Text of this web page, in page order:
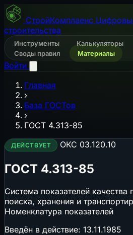
СтройКомплаенс
строительства
Инструменты Калькуляторы
Своды правил
Материалы
Войти
Главная
›
База ГОСТов
›
ГОСТ 4.313-85
ДЕЙСТВУЕТ ОКС 03.120.10
ГОСТ 4.313-85
Система показателей
поиска, хранения и
Номенклатура показателей
Введён в действие: 13.11.1985